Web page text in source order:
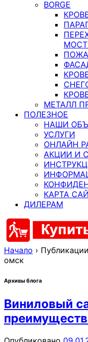
BORGE
МЕТАЛЛ
ПОЛЕЗНОЕ
НАШИ
УСЛУГИ
ОНЛАЙН
АКЦИИ И
КАРТА
ДИЛЕРАМ
Начало ›
омск
Архивы блога
Виниловый